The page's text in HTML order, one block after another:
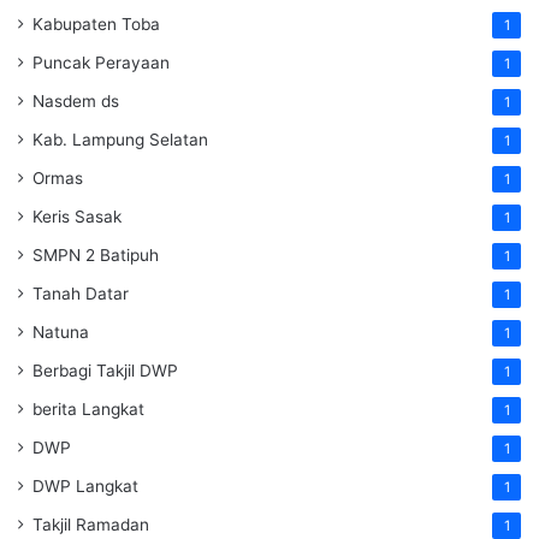
Kabupaten Toba 1
Puncak Perayaan 1
Nasdem ds 1
Kab. Lampung Selatan 1
Ormas 1
Keris Sasak 1
SMPN 2 Batipuh 1
Tanah Datar 1
Natuna 1
Berbagi Takjil DWP 1
berita Langkat 1
DWP 1
DWP Langkat 1
Takjil Ramadan 1